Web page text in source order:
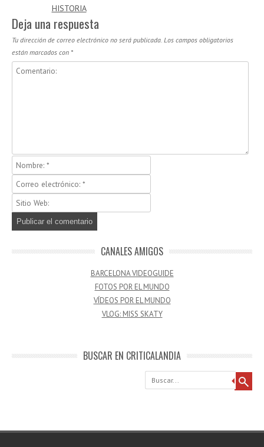
HISTORIA
Deja una respuesta
Tu dirección de correo electrónico no será publicada. Los campos obligatorios
están marcados con *
CANALES AMIGOS
BARCELONA VIDEOGUIDE
FOTOS POR EL MUNDO
VÍDEOS POR EL MUNDO
VLOG: MISS SKATY
BUSCAR EN CRITICALANDIA
Buscar